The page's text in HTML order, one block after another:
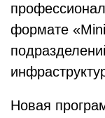
формате
Новая